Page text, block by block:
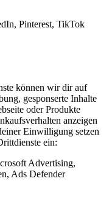
Pinterest, TikTok
können wir dir auf
gesponserte Inhalte
oder Produkte
anzeigen
Einwilligung setzen
ein:
Advertising,
Ads Defender